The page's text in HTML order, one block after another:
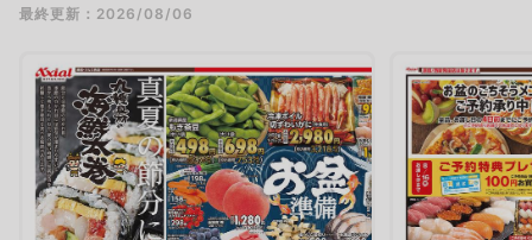
最終更新：2026/08/06